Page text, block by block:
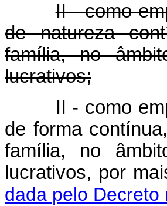
II - como
de natureza
família, no
lucrativos;
II - como
de forma
família, no
lucrativos, por
dada pelo Decreto